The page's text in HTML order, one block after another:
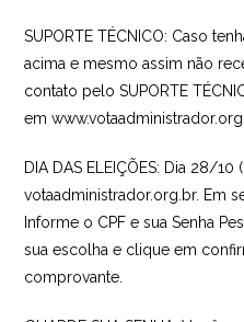
SUPORTE TÉCNICO: Caso
acima e mesmo assim não
contato pelo SUPORTE
em
DIA DAS ELEIÇÕES: Dia 28/10
votaadministrador.org.br. Em
Informe o CPF e sua Senha
sua escolha e clique em
comprovante.